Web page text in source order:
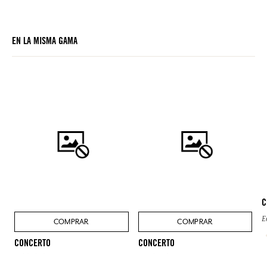
EN LA MISMA GAMA
COMPRAR
CONCERTO
COMPRAR
CONCERTO